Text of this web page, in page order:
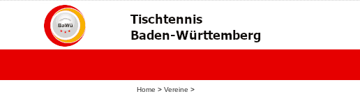
Home > Vereine >